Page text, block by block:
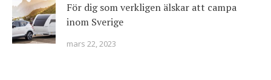
För dig som verkligen älskar att campa
inom Sverige
mars 22, 2023